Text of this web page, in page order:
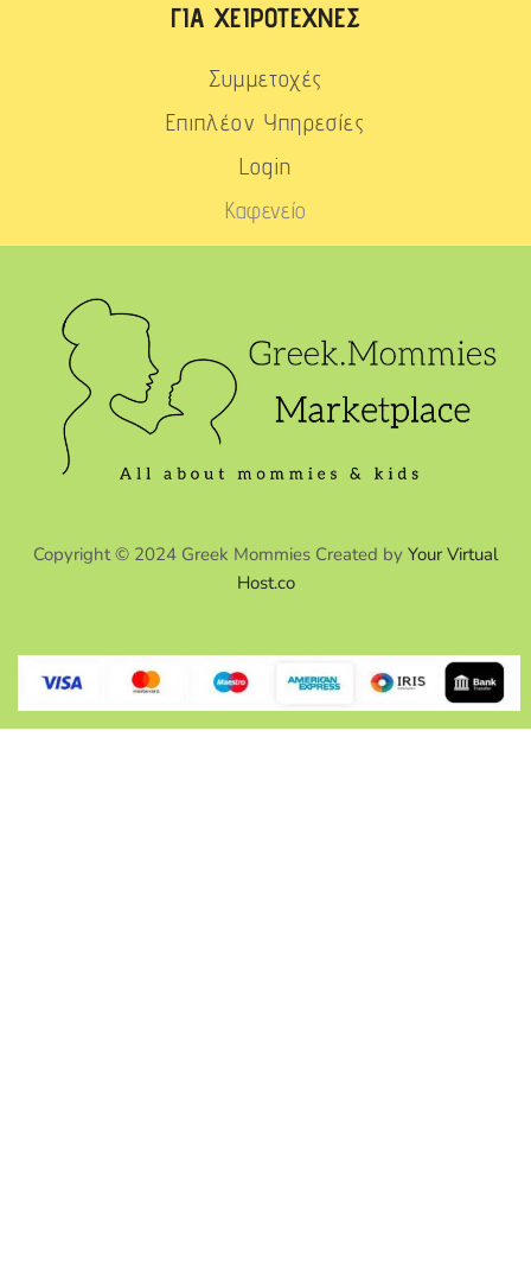
ΓΙΑ ΧΕΙΡΟΤΈΧΝΕΣ
Συμμετοχές
Επιπλέον Υπηρεσίες
Login
Καφενείο
Copyright © 2024 Greek Mommies Created by Your Virtual
Host.co